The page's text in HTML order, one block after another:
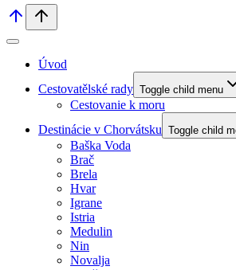
Úvod
Cestovatělské rady Toggle child menu
Cestovanie k moru
Destinácie v Chorvátsku Toggle child
Baška Voda
Brač
Brela
Hvar
Igrane
Istria
Medulin
Nin
Novalja